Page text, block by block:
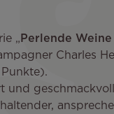
„ Perlende Weine
Charles
und